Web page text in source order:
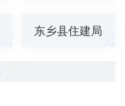
东乡县住建局